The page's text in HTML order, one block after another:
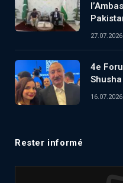
27.07.2026
4e
Shusha
16.07.2026
Rester informé